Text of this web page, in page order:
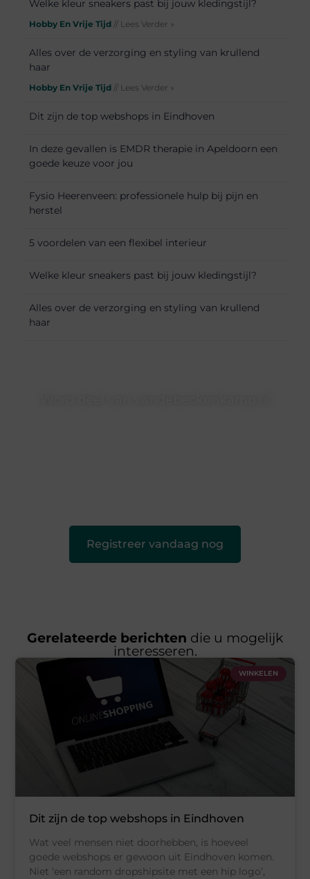
Welke kleur sneakers past bij jouw kledingstijl?
Hobby En Vrije Tijd // Lees Verder »
Alles over de verzorging en styling van krullend
haar
Hobby En Vrije Tijd // Lees Verder »
Dit zijn de top webshops in Eindhoven
In deze gevallen is EMDR therapie in Apeldoorn een
goede keuze voor jou
Fysio Heerenveen: professionele hulp bij pijn en
herstel
5 voordelen van een flexibel interieur
Welke kleur sneakers past bij jouw kledingstijl?
Alles over de verzorging en styling van krullend
haar
Registreer vandaag nog
Gerelateerde berichten die u mogelijk
interesseren.
WINKELEN
Dit zijn de top webshops in Eindhoven
Wat veel mensen niet doorhebben, is hoeveel
goede webshops er gewoon uit Eindhoven komen.
Niet ‘een random dropshipsite met een hip logo’,